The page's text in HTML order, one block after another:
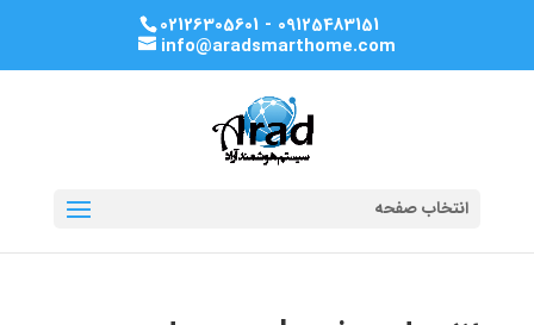
02126305601 - 09125483151
info@aradsmarthome.com
انتخاب صفحه